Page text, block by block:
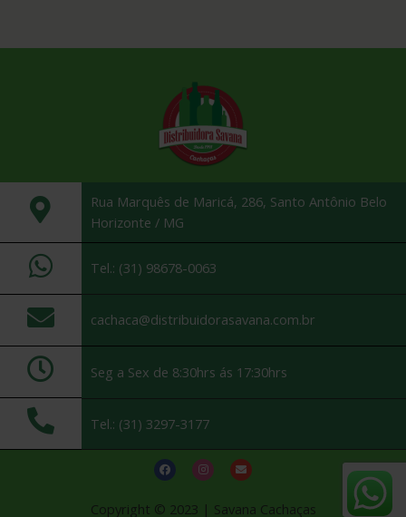
Rua Marquês de Maricá, 286, Santo Antônio Belo
Horizonte / MG
Tel.: (31) 98678-0063
cachaca@distribuidorasavana.com.br
Seg a Sex de 8:30hrs ás 17:30hrs
Tel.: (31) 3297-3177
Copyright © 2023 | Savana Cachaças